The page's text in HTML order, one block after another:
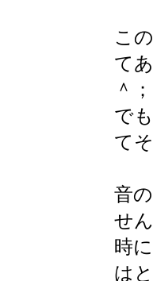
こ
て
＾
で
て
音
せ
時
は